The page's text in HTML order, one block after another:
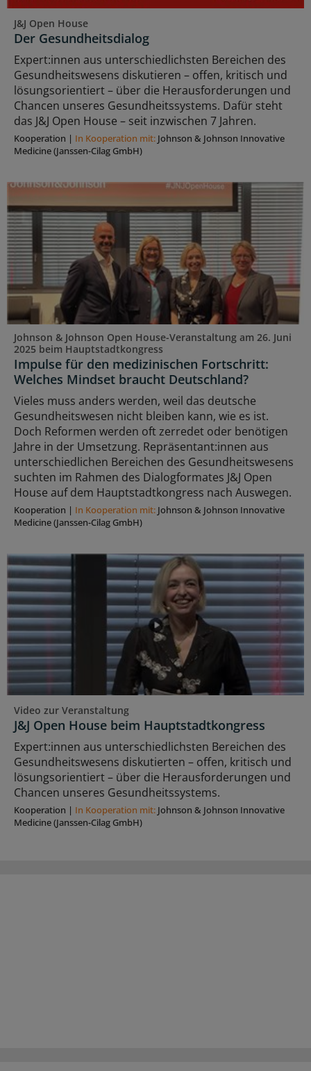
J&J Open House
Der Gesundheitsdialog
Expert:innen aus unterschiedlichsten Bereichen des
Gesundheitswesens diskutieren – offen, kritisch und
lösungsorientiert – über die Herausforderungen und
Chancen unseres Gesundheitssystems. Dafür steht
das J&J Open House – seit inzwischen 7 Jahren.
Kooperation | In Kooperation mit: Johnson & Johnson Innovative
Medicine (Janssen-Cilag GmbH)
Johnson & Johnson Open House-Veranstaltung am 26. Juni
2025 beim Hauptstadtkongress
Impulse für den medizinischen Fortschritt:
Welches Mindset braucht Deutschland?
Vieles muss anders werden, weil das deutsche
Gesundheitswesen nicht bleiben kann, wie es ist.
Doch Reformen werden oft zerredet oder benötigen
Jahre in der Umsetzung. Repräsentant:innen aus
unterschiedlichen Bereichen des Gesundheitswesens
suchten im Rahmen des Dialogformates J&J Open
House auf dem Hauptstadtkongress nach Auswegen.
Kooperation | In Kooperation mit: Johnson & Johnson Innovative
Medicine (Janssen-Cilag GmbH)
Video zur Veranstaltung
J&J Open House beim Hauptstadtkongress
Expert:innen aus unterschiedlichsten Bereichen des
Gesundheitswesens diskutierten – offen, kritisch und
lösungsorientiert – über die Herausforderungen und
Chancen unseres Gesundheitssystems.
Kooperation | In Kooperation mit: Johnson & Johnson Innovative
Medicine (Janssen-Cilag GmbH)